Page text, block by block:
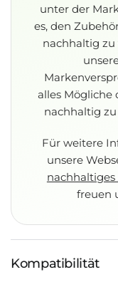
unter der
es, den
nachhaltig
alles Mögliche
nachhaltig
Für weitere
unsere
freuen
Kompatibilität